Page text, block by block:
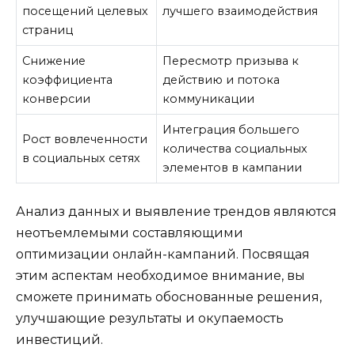
посещений целевых
страниц
лучшего взаимодействия
Снижение
коэффициента
конверсии
Пересмотр призыва к
действию и потока
коммуникации
Рост вовлеченности
в социальных сетях
Интеграция большего
количества социальных
элементов в кампании
Анализ данных и выявление трендов являются
неотъемлемыми составляющими
оптимизации онлайн-кампаний. Посвящая
этим аспектам необходимое внимание, вы
сможете принимать обоснованные решения,
улучшающие результаты и окупаемость
инвестиций.